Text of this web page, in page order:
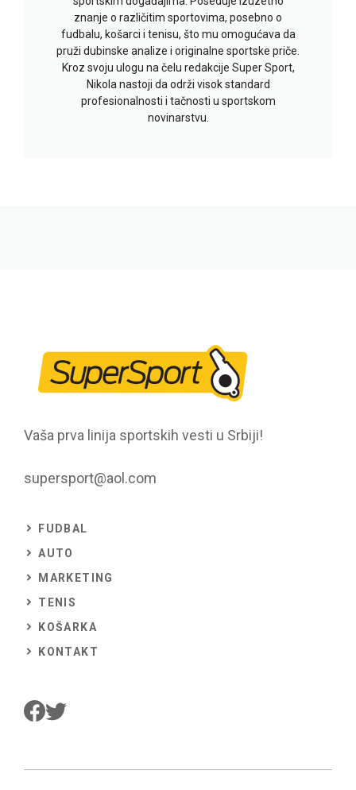
znanje o različitim sportovima, posebno o
fudbalu, košarci i tenisu, što mu omogućava da
pruži dubinske analize i originalne sportske priče.
Kroz svoju ulogu na čelu redakcije Super Sport,
Nikola nastoji da održi visok standard
profesionalnosti i tačnosti u sportskom
novinarstvu.
Vaša prva linija sportskih vesti u Srbiji!
supersport@aol.com
FUDBAL
AUTO
MARKETING
TENIS
KOŠARKA
KONTAKT